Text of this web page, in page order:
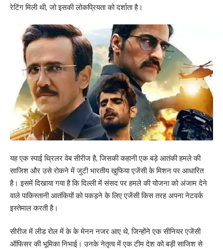
रेटिंग मिली थी, जो इसकी लोकप्रियता को दर्शाता है।
यह एक स्पाई थ्रिलर वेब सीरीज है, जिसकी कहानी एक बड़े आतंकी हमले की
साजिश और उसे रोकने में जुटी भारतीय खुफिया एजेंसी के मिशन पर आधारित
है। इसमें दिखाया गया है कि दिल्ली में संसद पर हमले की योजना को अंजाम देने
वाले पाकिस्तानी आतंकियों को पकड़ने के लिए एजेंसी किस तरह अपना नेटवर्क
इस्तेमाल करती है।
सीरीज में लीड रोल में के के मेनन नजर आए थे, जिन्होंने एक सीनियर एजेंसी
ऑफिसर की भूमिका निभाई। उनके नेतृत्व में एक टीम देश को बड़ी साजिश से